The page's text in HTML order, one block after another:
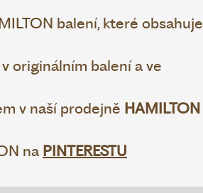
balení, které obsahuje
originálním balení a ve
v naší prodejně HAMILTON
naPINTERESTU